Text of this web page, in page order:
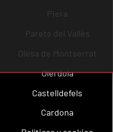
Piera
Parets del Vallès
Olesa de Montserrat
Olèrdola
Castelldefels
Cardona